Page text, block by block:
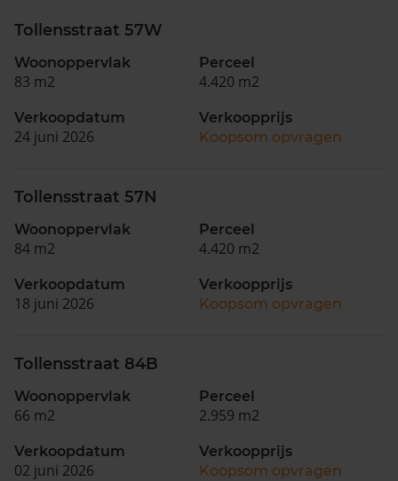
Tollensstraat 57W
Woonoppervlak
83 m2
Perceel
4.420 m2
Verkoopdatum
24 juni 2026
Verkoopprijs
Koopsom opvragen
Tollensstraat 57N
Woonoppervlak
84 m2
Perceel
4.420 m2
Verkoopdatum
18 juni 2026
Verkoopprijs
Koopsom opvragen
Tollensstraat 84B
Woonoppervlak
66 m2
Perceel
2.959 m2
Verkoopdatum
02 juni 2026
Verkoopprijs
Koopsom opvragen